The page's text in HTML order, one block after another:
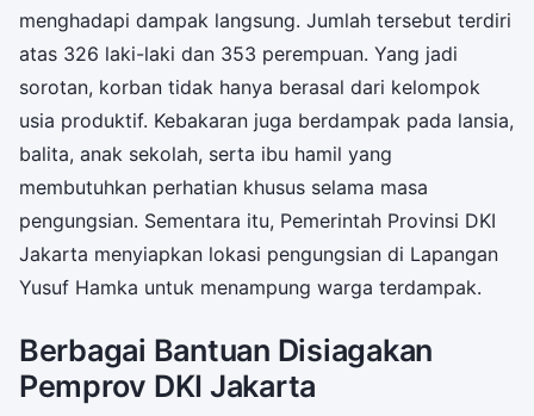
menghadapi dampak langsung. Jumlah tersebut terdiri
atas 326 laki-laki dan 353 perempuan. Yang jadi
sorotan, korban tidak hanya berasal dari kelompok
usia produktif. Kebakaran juga berdampak pada lansia,
balita, anak sekolah, serta ibu hamil yang
membutuhkan perhatian khusus selama masa
pengungsian. Sementara itu, Pemerintah Provinsi DKI
Jakarta menyiapkan lokasi pengungsian di Lapangan
Yusuf Hamka untuk menampung warga terdampak.
Berbagai Bantuan Disiagakan
Pemprov DKI Jakarta